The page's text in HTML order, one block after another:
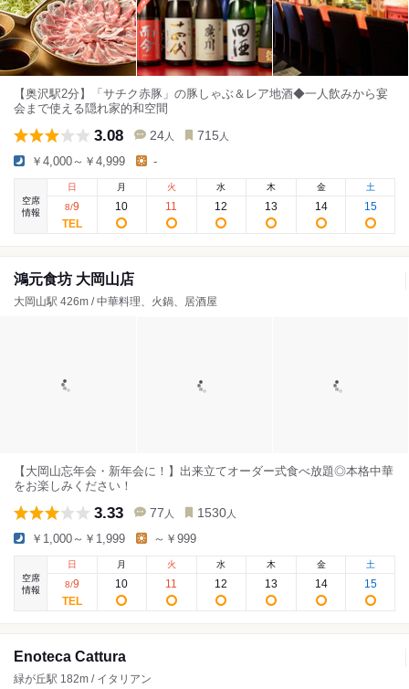
【奥沢駅2分】「サチク赤豚」の豚しゃぶ＆レア地酒◆一人飲みから宴
会まで使える隠れ家的和空間
3.08 24 人 715 人
￥4,000～￥4,999 -
空席
情報
日
8/9
月
10
火
11
水
12
木
13
金
14
土
15
鴻元食坊 大岡山店
大岡山駅 426m / 中華料理、火鍋、居酒屋
【大岡山忘年会・新年会に！】出来立てオーダー式食べ放題◎本格中華
をお楽しみください！
3.33 77 人 1530 人
￥1,000～￥1,999 ～￥999
空席
情報
日
8/9
月
10
火
11
水
12
木
13
金
14
土
15
Enoteca Cattura
緑が丘駅 182m / イタリアン